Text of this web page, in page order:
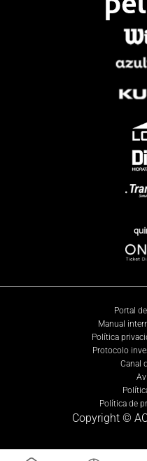
Portal
Manual
Política
Protocolo
Canal
Política de
Copyright ©